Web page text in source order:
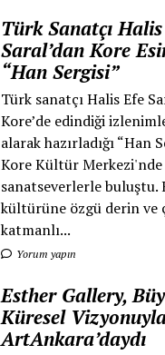
Türk Sanatçı
Saral’dan Kore
“Han Sergisi”
Türk sanatçı Halis Efe
Kore’de edindiği
alarak hazırladığı “Han
Kore Kültür Merkezi'nde
sanatseverlerle buluştu.
kültürüne özgü derin ve
katmanlı...
Yorum yapın
Esther Gallery,
Küresel
ArtAnkara’daydı